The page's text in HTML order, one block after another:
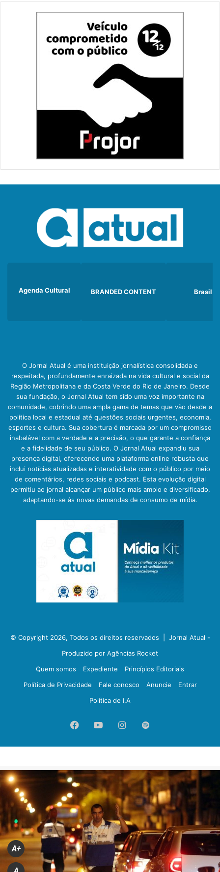
Agenda Cultural BRANDED CONTENT Brasil
O Jornal Atual é uma instituição jornalística consolidada e
respeitada, profundamente enraizada na vida cultural e social da
Região Metropolitana e da Costa Verde do Rio de Janeiro. Desde
sua fundação, o Jornal Atual tem sido uma voz importante na
comunidade, cobrindo uma ampla gama de temas que vão desde a
política local e estadual até questões sociais urgentes, economia,
esportes e cultura. Sua cobertura é marcada por um compromisso
inabalável com a verdade e a precisão, o que garante a confiança
e a fidelidade de seu público. O Jornal Atual expandiu sua
presença digital, oferecendo uma plataforma online robusta que
inclui notícias atualizadas e interatividade com o público por meio
de comentários, redes sociais e podcast. Esta evolução digital
permitiu ao jornal alcançar um público mais amplo e diversificado,
adaptando-se às novas demandas de consumo de mídia.
© Copyright 2026, Todos os direitos reservados | Jornal Atual -
Produzido por Agências Rocket
Quem somos
Expediente
Princípios Editoriais
Política de Privacidade
Fale conosco Anuncie
Entrar
Política de I.A
FacebookYouTubeInstagram
Spotify
A+